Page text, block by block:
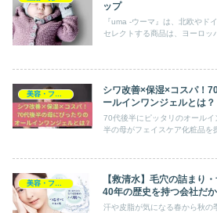
ップ
『uma -ウーマ』は、北欧やド
セレクトする商品は、ヨーロッ
シワ改善×保湿×コスパ！
ールインワンジェルとは？
70代後半にピッタリのオール
半の母がフェイスケア化粧品を
【救清水】毛穴の詰まり
40年の歴史を持つ会社だか
汗や皮脂が気になる春から秋の